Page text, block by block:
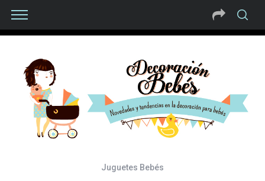
Juguetes Bebés